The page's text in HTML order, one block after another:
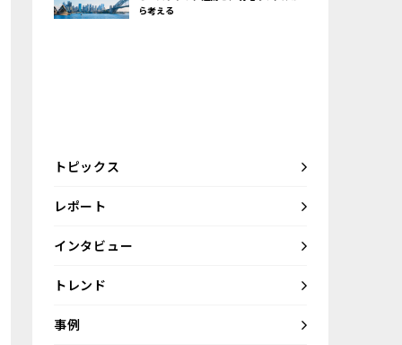
ら考える
トピックス
レポート
インタビュー
トレンド
事例